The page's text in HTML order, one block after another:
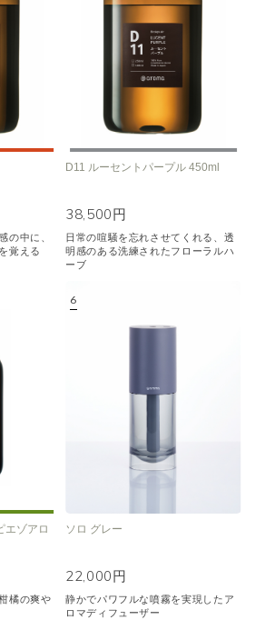
の中に、
覚える
D11 ルーセントパープル 450ml
38,500円
日常の喧騒を忘れさせてくれる、透
明感のある洗練されたフローラルハ
ーブ
エゾアロ
橘の爽や
ソロ グレー
22,000円
静かでパワフルな噴霧を実現したア
ロマディフューザー